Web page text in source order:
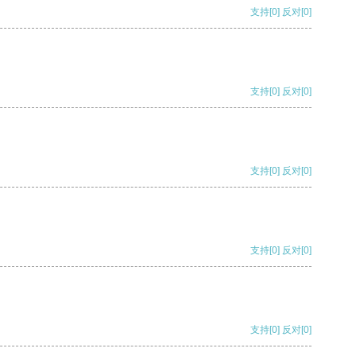
支持[0] 反对[0]
支持[0] 反对[0]
支持[0] 反对[0]
支持[0] 反对[0]
支持[0] 反对[0]